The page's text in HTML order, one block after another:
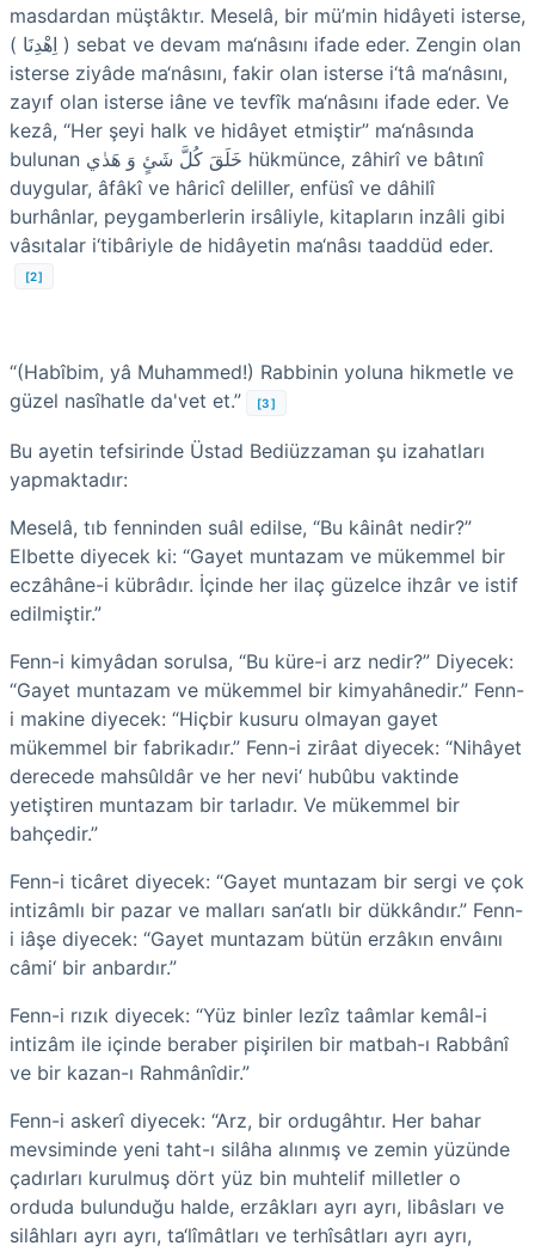
masdardan müştâktır. Meselâ, bir mü’min hidâyeti isterse,
( اِهْدِنَا ) sebat ve devam ma‘nâsını ifade eder. Zengin olan
isterse ziyâde ma‘nâsını, fakir olan isterse i‘tâ ma‘nâsını,
zayıf olan isterse iâne ve tevfîk ma‘nâsını ifade eder. Ve
kezâ, “Her şeyi halk ve hidâyet etmiştir” ma‘nâsında
bulunan خَلَقَ كُلَّ شَئٍ وَ هَدٰي hükmünce, zâhirî ve bâtınî
duygular, âfâkî ve hâricî deliller, enfüsî ve dâhilî
burhânlar, peygamberlerin irsâliyle, kitapların inzâli gibi
vâsıtalar i‘tibâriyle de hidâyetin ma‘nâsı taaddüd eder.
[2]
“(Habîbim, yâ Muhammed!) Rabbinin yoluna hikmetle ve
güzel nasîhatle da'vet et.”
[3]
Bu ayetin tefsirinde Üstad Bediüzzaman şu izahatları
yapmaktadır:
Meselâ, tıb fenninden suâl edilse, “Bu kâinât nedir?”
Elbette diyecek ki: “Gayet muntazam ve mükemmel bir
eczâhâne-i kübrâdır. İçinde her ilaç güzelce ihzâr ve istif
edil­miştir.”
Fenn-i kimyâdan sorulsa, “Bu küre-i arz nedir?” Diyecek:
“Gayet muntazam ve mükemmel bir kimyahânedir.” Fenn-
i makine diyecek: “Hiçbir kusuru olmayan gayet
mükemmel bir fabrikadır.” Fenn-i zirâat diyecek: “Nihâyet
derecede mahsûldâr ve her nevi‘ hubûbu vaktinde
yetiştiren muntazam bir tarladır. Ve mükemmel bir
bahçedir.”
Fenn-i ticâret diyecek: “Gayet muntazam bir sergi ve çok
intizâmlı bir pazar ve malları san‘atlı bir dükkândır.” Fenn-
i iâşe diyecek: “Gayet muntazam bütün erzâkın envâını
câmi‘ bir anbardır.”
Fenn-i rızık diyecek: “Yüz binler lezîz taâmlar kemâl-i
intizâm ile içinde beraber pişirilen bir matbah-ı Rabbânî
ve bir kazan-ı Rahmânîdir.”
Fenn-i askerî diyecek: “Arz, bir ordugâhtır. Her bahar
mevsiminde yeni taht-ı silâha alınmış ve zemin yüzünde
çadırları kurulmuş dört yüz bin muhtelif milletler o
orduda bulunduğu halde, erzâkları ayrı ayrı, libâsları ve
silâhları ayrı ayrı, ta‘lîmâtları ve terhîsâtları ayrı ayrı,